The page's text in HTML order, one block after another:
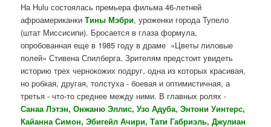
На Hulu состоялась премьера фильма 46-летней
афроамериканкиТины Мэбри, уроженки города Тупело
(штат Миссисипи). Бросается в глаза формула,
опробованная еще в 1985 году в драме «Цветы лиловые
полей» Стивена Спилберга. Зрителям предстоит увидеть
историю трех чернокожих подруг, одна из которых красивая,
но робкая, другая, толстуха - боевая и оптимистичная, а
третья - что-то среднее между ними. В главных ролях -
Санаа Лэтэн, Онжаню Эллис, Узо Адуба, Энтони Уинтерс,
Кайанна Симон, Эбигейл Ачири, Тати Габриэль, Джулиан